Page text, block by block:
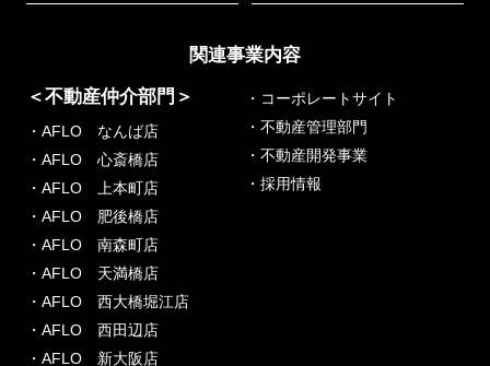
関連事業内容
＜不動産仲介部門＞
・AFLO なんば店
・AFLO 心斎橋店
・AFLO 上本町店
・AFLO 肥後橋店
・AFLO 南森町店
・AFLO 天満橋店
・AFLO 西大橋堀江店
・AFLO 西田辺店
・AFLO 新大阪店
・コーポレートサイト
・不動産管理部門
・不動産開発事業
・採用情報